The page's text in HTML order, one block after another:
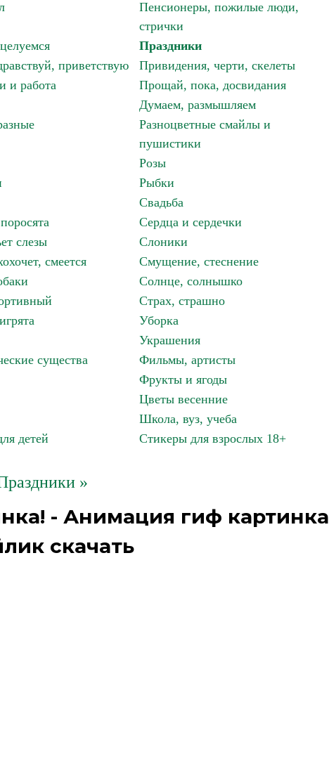
Пенсионеры, пожилые люди,
стрички
Праздники
приветствую
Привидения, черти, скелеты
и работа
Прощай, пока, досвидания
Думаем, размышляем
Разноцветные смайлы и
пушистики
Розы
Рыбки
Свадьба
Сердца и сердечки
слезы
Слоники
смеется
Смущение, стеснение
Солнце, солнышко
Страх, страшно
Уборка
Украшения
существа
Фильмы, артисты
Фрукты и ягоды
Цветы весенние
Школа, вуз, учеба
детей Стикеры для взрослых 18+
»
- Анимация гиф картинка
скачать